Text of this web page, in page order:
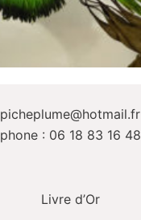
picheplume@hotmail.fr
phone : 06 18 83 16 48
Livre d’Or